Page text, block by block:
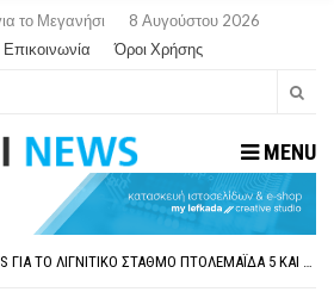
το Μεγανήσι
8 Αυγούστου 2026
Επικοινωνία Όροι Χρήσης
MENU
ΠΑΡΑΙΤΉΘΗΚΕ Η ΑΝΤΙΔΉΜΑΡΧΟΣ ΠΟΛΙΤΙΣΜΟΎ ΜΕΓΑΝΗΣΊΟΥ Κ . ΕΥΑΓΓΕΛΊΑ ΜΕΛΆ. Η ΕΠΙΣΤΟΛΉ ΤΗΣ ΠΑΡΑΊΤΗΣΗΣ
FAKE NEWS ΓΙΑ ΤΟ ΛΙΓΝΙΤΙΚΌ ΣΤΑΘΜΌ ΠΤΟΛΕΜΑΪ́ΔΑ 5 ΚΑΙ ΤΗΝ ΕΝΕΡΓΕΙΑΚΉ ΑΣΦΆΛΕΙΑ ΤΗΣ ΧΏΡΑΣ